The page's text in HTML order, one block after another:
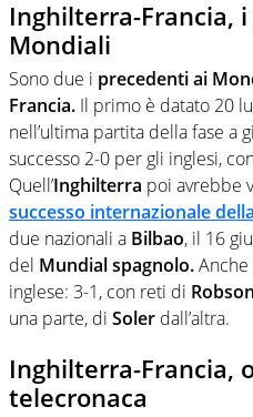
Inghilterra-Francia,
Mondiali
Sono due i precedenti ai
Francia. Il primo è datato 20
nell’ultima partita della fase a
successo 2-0 per gli inglesi,
Quell’Inghilterra poi avrebbe
successo internazionale
due nazionali a Bilbao, il 16
del Mundial spagnolo.Anche
inglese: 3-1, con reti di Robson
una parte, di Soler dall’altra.
Inghilterra-Francia,
telecronaca